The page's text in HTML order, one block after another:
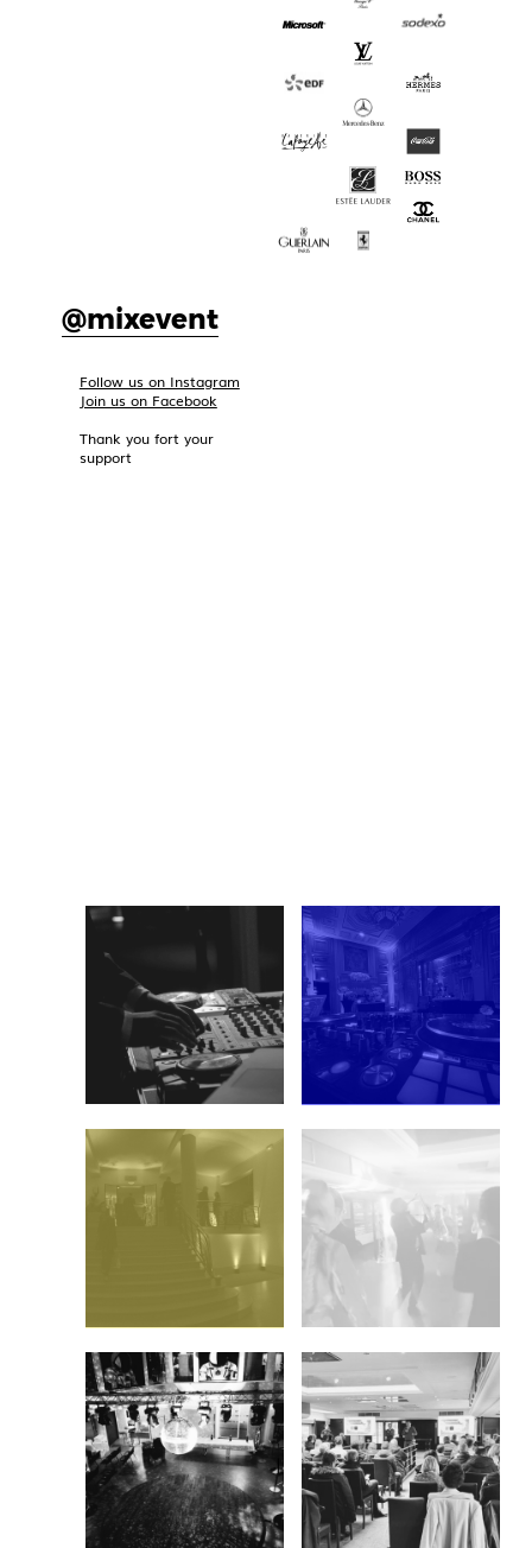
@mixevent
Follow us on Instagram
Join us on Facebook
Thank you fort your
support